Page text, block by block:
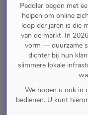
Pay with
Merk
Omschrijving
Peddler begon met
helpen om online
loop der jaren is die
van de markt. In
vorm — duurzame
dichter bij hun
slimmere lokale
We hopen u ook in
bedienen. U kunt